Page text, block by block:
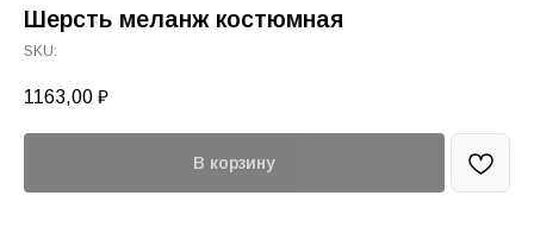
Шерсть меланж костюмная
SKU:
1163,00 ₽
В корзину